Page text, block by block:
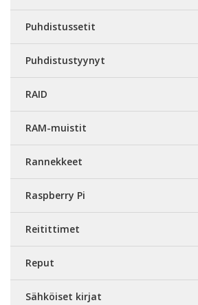
Puhdistussetit
Puhdistustyynyt
RAID
RAM-muistit
Rannekkeet
Raspberry Pi
Reitittimet
Reput
Sähköiset kirjat